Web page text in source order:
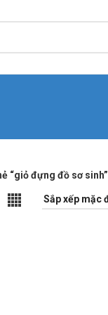
“giỏ đựng đồ sơ sinh”